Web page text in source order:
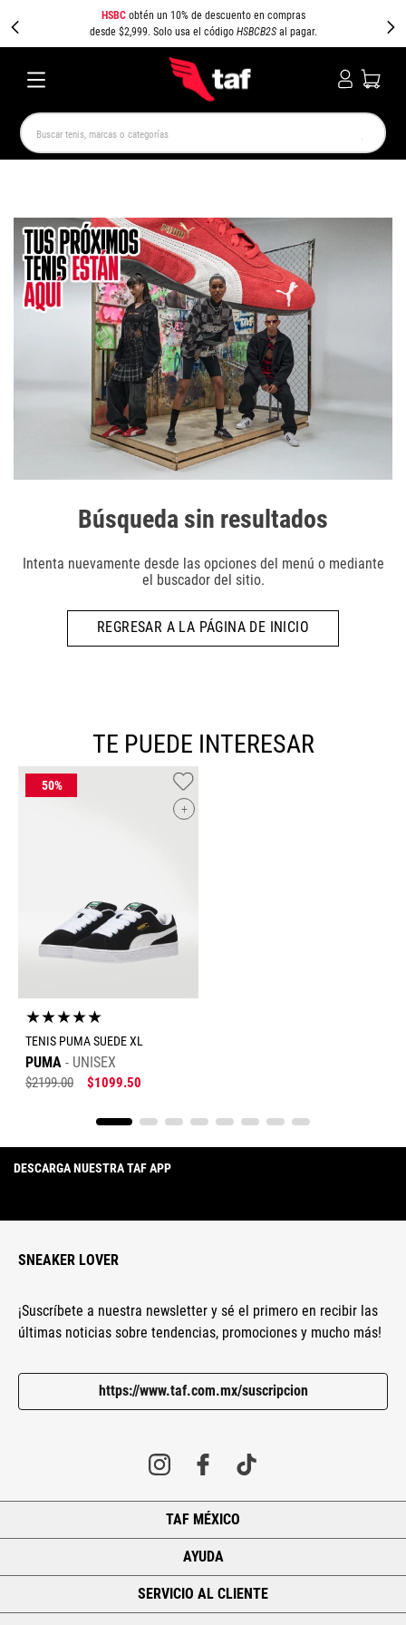
HSBCobtén un 10% de descuento en compras
desde $2,999. Solo usa el código HSBCB2Sal pagar.
Buscar tenis, marcas o categorías
Búsqueda sin resultados
Intenta nuevamente desde las opciones del menú o mediante
el buscador del sitio.
REGRESAR A LA PÁGINA DE INICIO
TE PUEDE INTERESAR
+
★★★★★
TENIS PUMA SUEDE XL
PUMA UNISEX
$2199.00 $1099.50
DESCARGA NUESTRA TAF APP
SNEAKER LOVER
¡Suscríbete a nuestra newsletter y sé el primero en recibir las
últimas noticias sobre tendencias, promociones y mucho más!
https://www.taf.com.mx/suscripcion
TAF MÉXICO
AYUDA
SERVICIO AL CLIENTE
SPEEDCAT SPEZIAL JORDAN 1
CAMPUS AIR MAX